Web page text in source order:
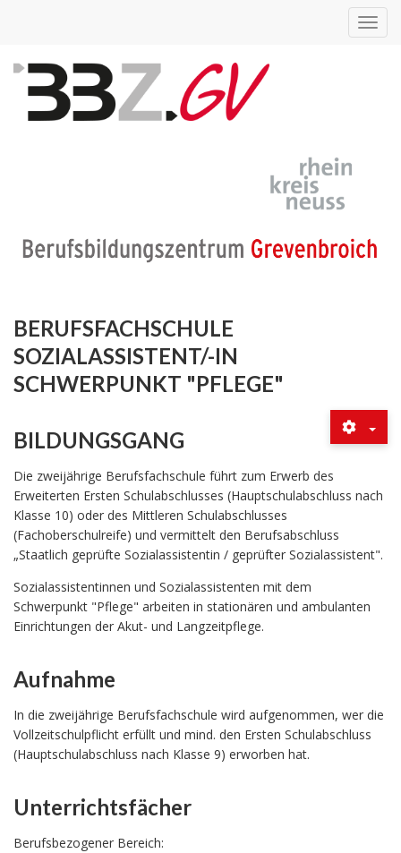
BERUFSFACHSCHULE
SOZIALASSISTENT/-IN
SCHWERPUNKT "PFLEGE"
BILDUNGSGANG
Die zweijährige Berufsfachschule führt zum Erwerb des
Erweiterten Ersten Schulabschlusses (Hauptschulabschluss nach
Klasse 10) oder des Mittleren Schulabschlusses
(Fachoberschulreife) und vermittelt den Berufsabschluss
„Staatlich geprüfte Sozialassistentin / geprüfter Sozialassistent".
Sozialassistentinnen und Sozialassistenten mit dem
Schwerpunkt "Pflege" arbeiten in stationären und ambulanten
Einrichtungen der Akut- und Langzeitpflege.
Aufnahme
In die zweijährige Berufsfachschule wird aufgenommen, wer die
Vollzeitschulpflicht erfüllt und mind. den Ersten Schulabschluss
(Hauptschulabschluss nach Klasse 9) erworben hat.
Unterrichtsfächer
Berufsbezogener Bereich: